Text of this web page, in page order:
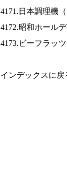
4171.日本調理機（
4172.昭和ホール
4173.ビーフラッ
インデックスに戻